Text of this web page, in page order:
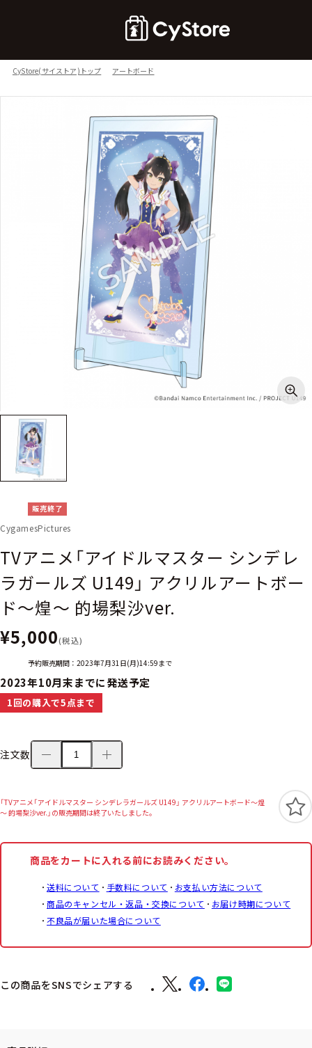
CyStore(サイストア)トップ アートボード
販売終了
CygamesPictures
TVアニメ「アイドルマスター シンデレ
ラガールズ U149」 アクリルアートボー
ド～煌～ 的場梨沙ver.
¥5,000(税込)
予約販売期間：2023年7月31日(月)14:59まで
2023年10月末までに発送予定
1回の購入で5点まで
注文数
「TVアニメ「アイドルマスター シンデレラガールズ U149」 アクリルアートボード～煌
～ 的場梨沙ver.」の販売期間は終了いたしました。
商品をカートに入れる前にお読みください。
送料について 手数料について
お支払い方法について
商品のキャンセル・返品・交換について
お届け時期について
不良品が届いた場合について
この商品をSNSでシェアする